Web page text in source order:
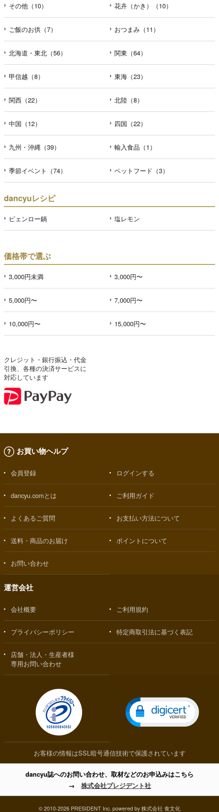
その他（10） 花卉（かき）（10）
ご飯のお供（7） おつまみ（11）
北海道・東北（56） 関東（64）
甲信越（8） 東海（23）
関西（22） 北陸（8）
中国（12） 四国（22）
九州・沖縄（39） 輸入食品（1）
季節イベント（74） ペットフード（3）
dancyuレシピ
ピェンロー鍋 塩レモン
価格帯で選ぶ
3,000円未満 3,000円〜
5,000円〜 7,000円〜
10,000円〜 15,000円〜
クレジット・銀行振込・代金
引換、各種の決済サービスに
対応しています
お買い物ヘルプ
会員登録 ログインする
dancyu.comとは ご利用ガイド
よくあるご質問 お支払い方法について
送料・商品のお届け ポイントについて
お問い合わせ
運営会社
会社概要 ご利用規約
プライバシーポリシー 特定商取引法に基づく表記
店舗・法人・生産者様
専用お問い合わせ
お客様の情報はSSL暗号通信技術で保護されています
dancyu誌へのお問い合わせ、取材などのお申込みはこちら
→ 株式会社プレジデント社
© 2010-2026 PRESIDENT Inc. powered by 株式会社 食文化